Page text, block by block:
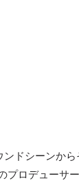
ドシーンか
プロデューサ